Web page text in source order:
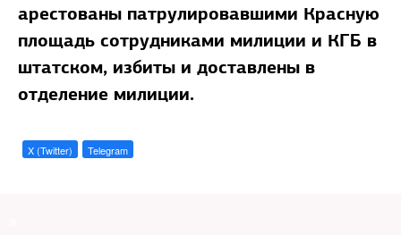
арестованы патрулировавшими Красную
площадь сотрудниками милиции и КГБ в
штатском, избиты и доставлены в
отделение милиции.
X (Twitter) Telegram